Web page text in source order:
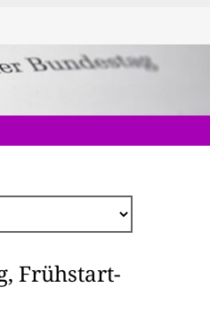
Frühstart-